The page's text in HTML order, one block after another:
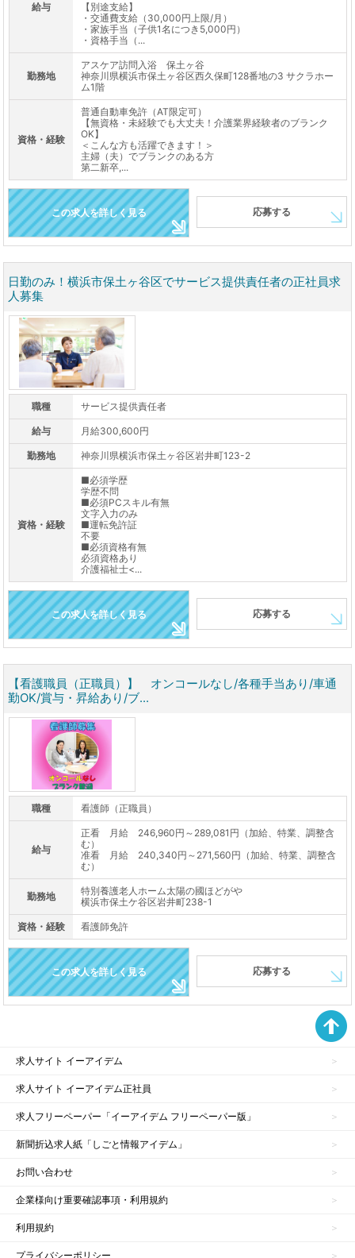
給与
【別途支給】
・交通費支給（30,000円上限/月）
・家族手当（子供1名につき5,000円）
・資格手当（...
勤務地
アスケア訪問入浴 保土ヶ谷
神奈川県横浜市保土ヶ谷区西久保町128番地の3 サクラホー
ム1階
資格・経験
普通自動車免許（AT限定可）
【無資格・未経験でも大丈夫！介護業界経験者のブランク
OK】
＜こんな方も活躍できます！＞
主婦（夫）でブランクのある方
第二新卒,...
この求人を詳しく見る 応募する
日勤のみ！横浜市保土ヶ谷区でサービス提供責任者の正社員求
人募集
職種 サービス提供責任者
給与 月給300,600円
勤務地 神奈川県横浜市保土ヶ谷区岩井町123-2
資格・経験
■必須学歴
学歴不問
■必須PCスキル有無
文字入力のみ
■運転免許証
不要
■必須資格有無
必須資格あり
介護福祉士<...
この求人を詳しく見る 応募する
【看護職員（正職員）】 オンコールなし/各種手当あり/車通
勤OK/賞与・昇給あり/ブ...
職種 看護師（正職員）
給与
正看 月給 246,960円～289,081円（加給、特業、調整含
む）
准看 月給 240,340円～271,560円（加給、特業、調整含
む）
勤務地
特別養護老人ホーム太陽の國ほどがや
横浜市保土ケ谷区岩井町238-1
資格・経験 看護師免許
この求人を詳しく見る 応募する
求人サイト イーアイデム
求人サイト イーアイデム正社員
求人フリーペーパー「イーアイデム フリーペーパー版」
新聞折込求人紙「しごと情報アイデム」
お問い合わせ
企業様向け重要確認事項・利用規約
利用規約
プライバシーポリシー